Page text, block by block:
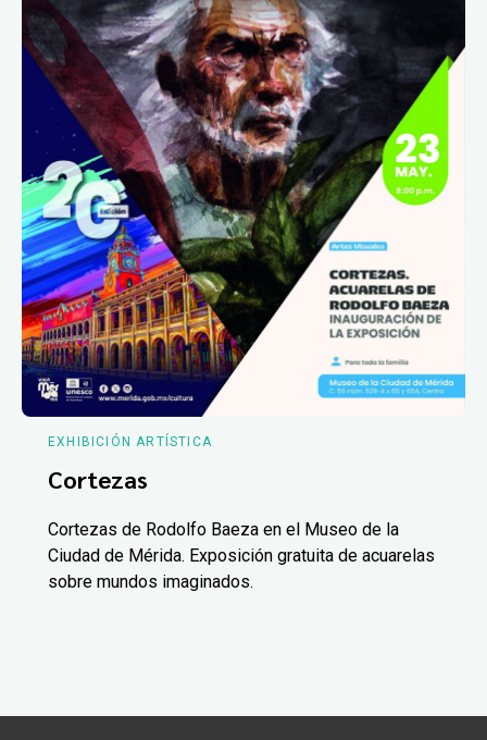
EXHIBICIÓN ARTÍSTICA
Cortezas
Cortezas de Rodolfo Baeza en el Museo de la
Ciudad de Mérida. Exposición gratuita de acuarelas
sobre mundos imaginados.